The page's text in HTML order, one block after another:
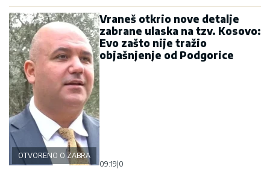
OTVORENO O ZABRANI
Vraneš otkrio nove detalje
zabrane ulaska na tzv. Kosovo:
Evo zašto nije tražio
objašnjenje od Podgorice
09:19 0